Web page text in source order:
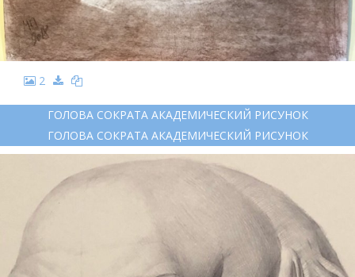
2
ГОЛОВА СОКРАТА АКАДЕМИЧЕСКИЙ РИСУНОК
ГОЛОВА СОКРАТА АКАДЕМИЧЕСКИЙ РИСУНОК